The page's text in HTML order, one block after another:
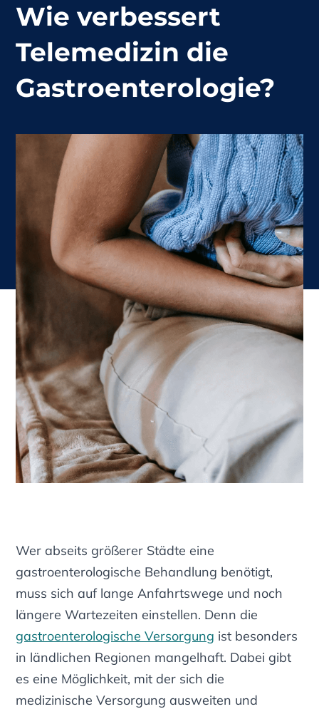
Wie verbessert
Telemedizin die
Gastroenterologie?
Wer abseits größerer Städte eine
gastroenterologische Behandlung benötigt,
muss sich auf lange Anfahrtswege und noch
längere Wartezeiten einstellen. Denn die
gastroenterologische Versorgung ist besonders
in ländlichen Regionen mangelhaft. Dabei gibt
es eine Möglichkeit, mit der sich die
medizinische Versorgung ausweiten und